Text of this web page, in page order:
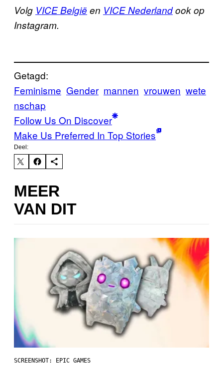
Volg VICE België en VICE Nederlandook op
Instagram.
Getagd:
Feminisme Gender mannen vrouwen wete
nschap
Follow Us On Discover
Make Us Preferred In Top Stories
Deel:
MEER
VAN DIT
SCREENSHOT: EPIC GAMES